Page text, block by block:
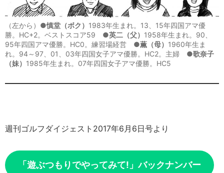
（左から）●慎堂（ボク） 1983年生まれ。13、15年四国アマ優
勝。HC+2。ベストスコア59 ●英二（父） 1958年生まれ。90、
95年四国アマ優勝。HC0。練習場経営 ●薫（母） 1960年生ま
れ。94～97、01、03年四国女子アマ優勝。HC2。主婦 ●歌奈子
（妹） 1985年生まれ。07年四国女子アマ優勝。HC5
週刊ゴルフダイジェスト2017年6月6日号より
「遊ぶつもりでやってみて!」バックナンバー